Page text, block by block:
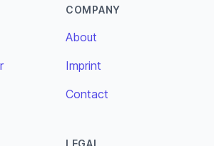
COMPANY
About
Imprint
Contact
LEGAL